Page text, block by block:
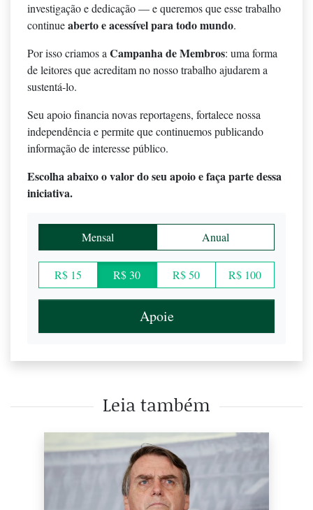
investigação e dedicação — e queremos que esse trabalho
continueaberto e acessível para todo mundo.
Por isso criamos aCampanha de Membros: uma forma
de leitores que acreditam no nosso trabalho ajudarem a
sustentá-lo.
Seu apoio financia novas reportagens, fortalece nossa
independência e permite que continuemos publicando
informação de interesse público.
Escolha abaixo o valor do seu apoio e faça parte dessa
iniciativa.
Mensal Anual
R$ 15 R$ 30 R$ 50 R$ 100
Apoie
Leia também